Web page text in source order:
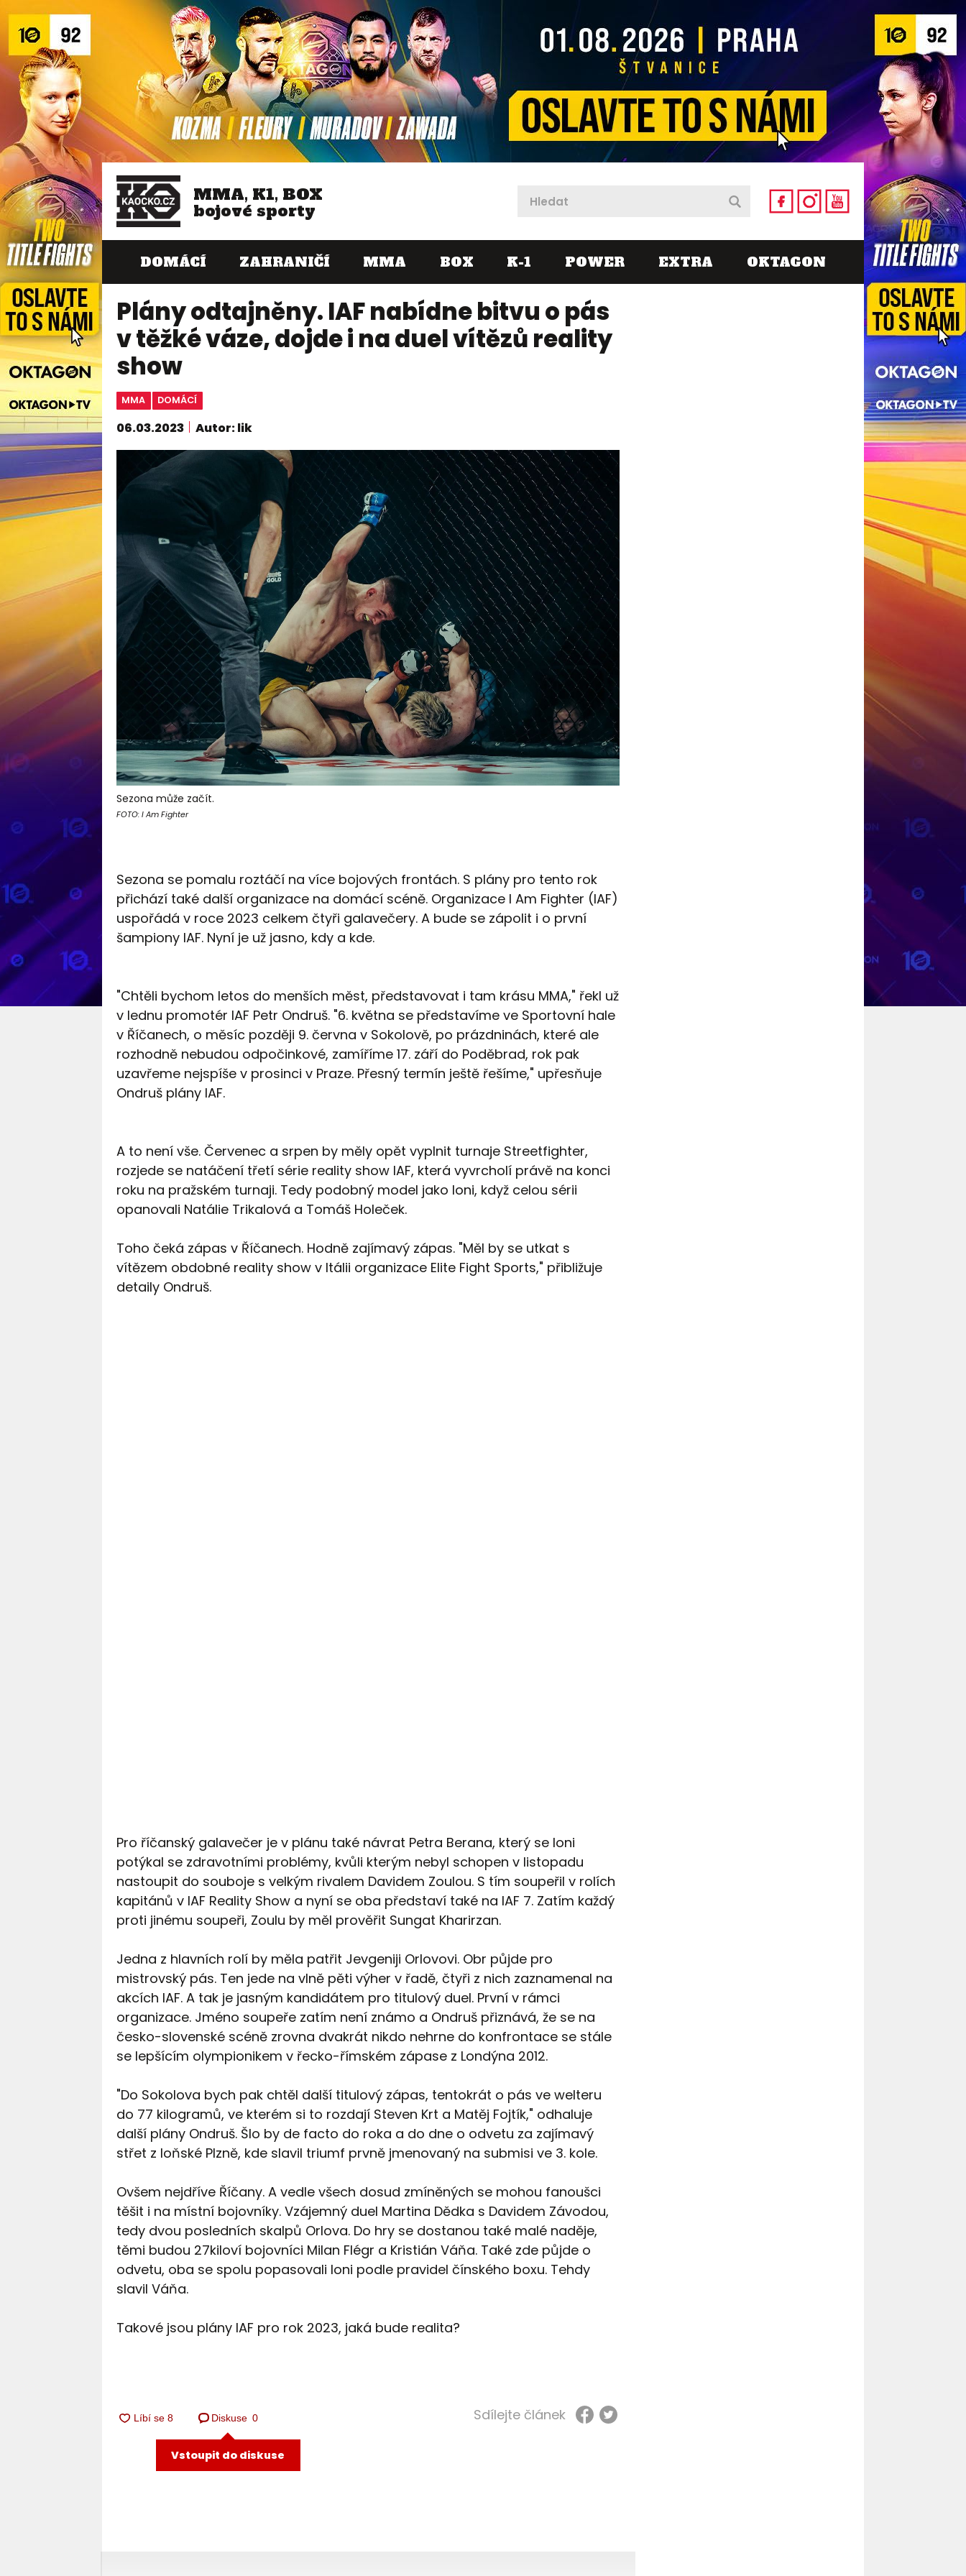
MMA, K1, BOX
bojové sporty
DOMÁCÍ ZAHRANIČÍ MMA BOX K-1 POWER EXTRA OKTAGON
Plány odtajněny. IAF nabídne bitvu o pás
v těžké váze, dojde i na duel vítězů reality
show
MMA DOMÁCÍ
06.03.2023 Autor: lik
Sezona může začít.
FOTO: I Am Fighter
Sezona se pomalu roztáčí na více bojových frontách. S plány pro tento rok
přichází také další organizace na domácí scéně. Organizace I Am Fighter (IAF)
uspořádá v roce 2023 celkem čtyři galavečery. A bude se zápolit i o první
šampiony IAF. Nyní je už jasno, kdy a kde.
"Chtěli bychom letos do menších měst, představovat i tam krásu MMA," řekl už
v lednu promotér IAF Petr Ondruš. "6. května se představíme ve Sportovní hale
v Říčanech, o měsíc později 9. června v Sokolově, po prázdninách, které ale
rozhodně nebudou odpočinkové, zamíříme 17. září do Poděbrad, rok pak
uzavřeme nejspíše v prosinci v Praze. Přesný termín ještě řešíme," upřesňuje
Ondruš plány IAF.
A to není vše. Červenec a srpen by měly opět vyplnit turnaje Streetfighter,
rozjede se natáčení třetí série reality show IAF, která vyvrcholí právě na konci
roku na pražském turnaji. Tedy podobný model jako loni, když celou sérii
opanovali Natálie Trikalová a Tomáš Holeček.
Toho čeká zápas v Říčanech. Hodně zajímavý zápas. "Měl by se utkat s
vítězem obdobné reality show v Itálii organizace Elite Fight Sports," přibližuje
detaily Ondruš.
Pro říčanský galavečer je v plánu také návrat Petra Berana, který se loni
potýkal se zdravotními problémy, kvůli kterým nebyl schopen v listopadu
nastoupit do souboje s velkým rivalem Davidem Zoulou. S tím soupeřil v rolích
kapitánů v IAF Reality Show a nyní se oba představí také na IAF 7. Zatím každý
proti jinému soupeři, Zoulu by měl prověřit Sungat Kharirzan.
Jedna z hlavních rolí by měla patřit Jevgeniji Orlovovi. Obr půjde pro
mistrovský pás. Ten jede na vlně pěti výher v řadě, čtyři z nich zaznamenal na
akcích IAF. A tak je jasným kandidátem pro titulový duel. První v rámci
organizace. Jméno soupeře zatím není známo a Ondruš přiznává, že se na
česko-slovenské scéně zrovna dvakrát nikdo nehrne do konfrontace se stále
se lepšícím olympionikem v řecko-římském zápase z Londýna 2012.
"Do Sokolova bych pak chtěl další titulový zápas, tentokrát o pás ve welteru
do 77 kilogramů, ve kterém si to rozdají Steven Krt a Matěj Fojtík," odhaluje
další plány Ondruš. Šlo by de facto do roka a do dne o odvetu za zajímavý
střet z loňské Plzně, kde slavil triumf prvně jmenovaný na submisi ve 3. kole.
Ovšem nejdříve Říčany. A vedle všech dosud zmíněných se mohou fanoušci
těšit i na místní bojovníky. Vzájemný duel Martina Dědka s Davidem Závodou,
tedy dvou posledních skalpů Orlova. Do hry se dostanou také malé naděje,
těmi budou 27kiloví bojovníci Milan Flégr a Kristián Váňa. Také zde půjde o
odvetu, oba se spolu popasovali loni podle pravidel čínského boxu. Tehdy
slavil Váňa.
Takové jsou plány IAF pro rok 2023, jaká bude realita?
Diskuse 0
Vstoupit do diskuse
Sdílejte článek